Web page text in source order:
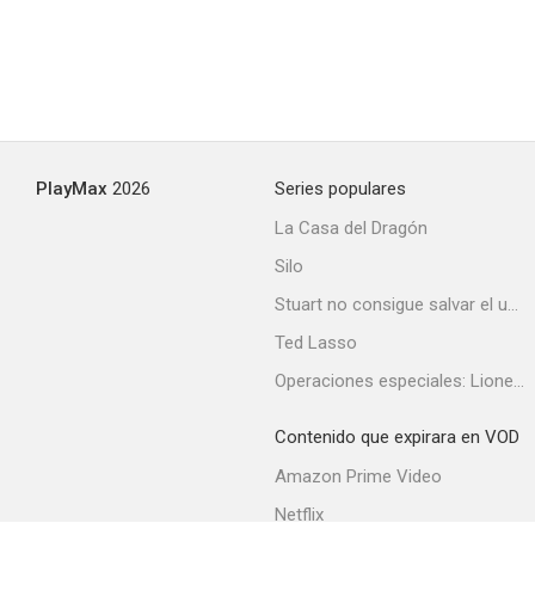
PlayMax 2026
Series populares
La Casa del Dragón
Silo
Stuart no consigue salvar el universo
Ted Lasso
Operaciones especiales: Lioness
Contenido que expirara en VOD
Amazon Prime Video
Netflix